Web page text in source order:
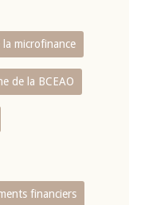
la microfinance
de la BCEAO
financiers